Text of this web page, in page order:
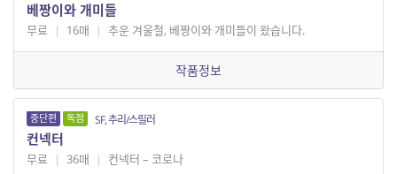
베짱이와 개미들
무료 | 16매 | 추운 겨울철, 베짱이와 개미들이 왔습니다.
작품정보
중단편 독점 SF, 추리/스릴러
컨넥터
무료 | 36매 | 컨넥터 – 코로나